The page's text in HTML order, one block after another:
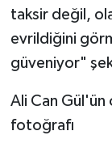
taksir değil,
evrildiğini
güveniyor"
Ali Can Gül'ün
fotoğrafı